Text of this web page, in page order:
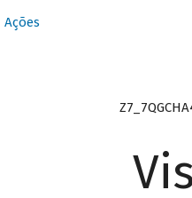
Ações